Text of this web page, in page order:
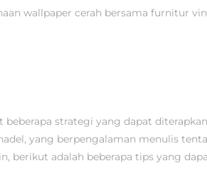
wallpaper cerah bersama furnitur
strategi yang dapat
yang berpengalaman menulis
berikut adalah beberapa tips yang